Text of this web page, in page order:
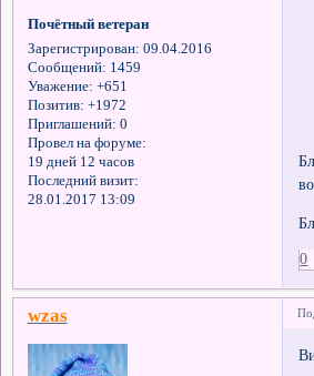
Почётный ветеран
Зарегистрирован: 09.04.2016
Сообщений: 1459
Уважение: +651
Позитив: +1972
Приглашений: 0
Провел на форуме:
19 дней 12 часов
Последний визит:
28.01.2017 13:09
0
wzas